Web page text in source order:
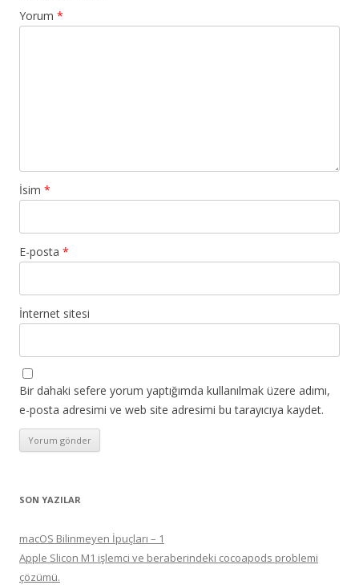
Yorum *
İsim *
E-posta *
İnternet sitesi
Bir dahaki sefere yorum yaptığımda kullanılmak üzere adımı,
e-posta adresimi ve web site adresimi bu tarayıcıya kaydet.
SON YAZILAR
macOS Bilinmeyen İpuçları – 1
Apple Slicon M1 işlemci ve beraberindeki cocoapods problemi
çözümü.